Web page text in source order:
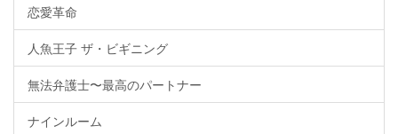
恋愛革命
人魚王子 ザ・ビギニング
無法弁護士〜最高のパートナー
ナインルーム